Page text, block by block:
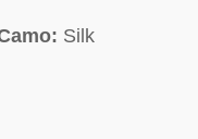
Silk